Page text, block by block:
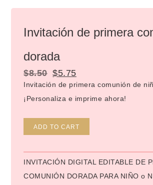
Invitación de primera
dorada
$8.50 $5.75
Invitación de primera comunión de
¡Personaliza e imprime ahora!
ADD TO CART
INVITACIÓN DIGITAL EDITABLE DE
COMUNIÓN DORADA PARA NIÑO o